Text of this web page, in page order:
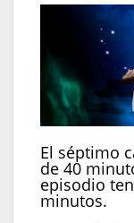
El séptimo
de 40
episodio
minutos.